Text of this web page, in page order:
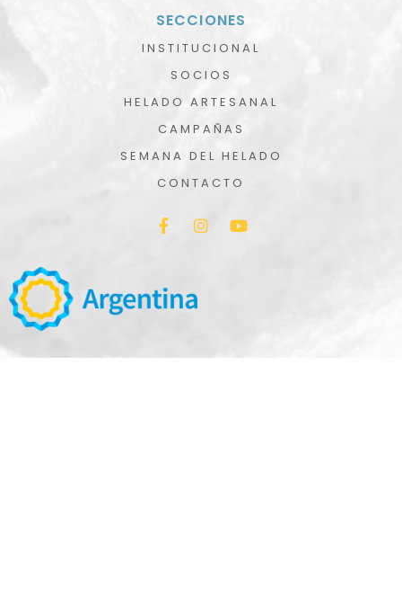
SECCIONES
INSTITUCIONAL
SOCIOS
HELADO ARTESANAL
CAMPAÑAS
SEMANA DEL HELADO
CONTACTO